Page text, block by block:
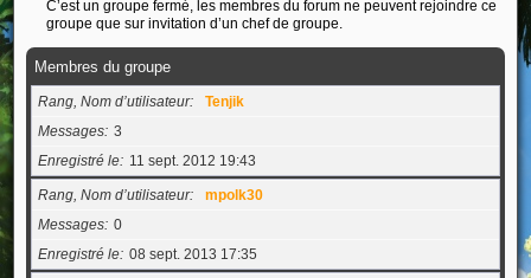
C’est un groupe fermé, les membres du forum ne peuvent rejoindre ce
groupe que sur invitation d’un chef de groupe.
Membres du groupe
Rang, Nom d’utilisateur
Tenjik
Messages 3
Enregistré le
11 sept. 2012 19:43
Rang, Nom d’utilisateur
mpolk30
Messages 0
Enregistré le 08 sept. 2013 17:35